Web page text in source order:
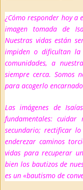
¿Cómo responder hoy a
imagen tomada de
Nuestras vidas están
impiden o dificultan la
comunidades, a
siempre cerca. Somos
para acogerlo encarnado
Las imágenes de
fundamentales:
secundario; rectificar
enderezar caminos
vidas para recuperar
bien los bautizos de
es un «bautismo de